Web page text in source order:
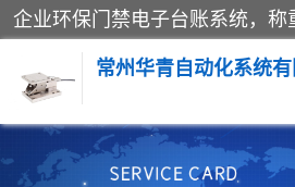
常州华青自动化系统有